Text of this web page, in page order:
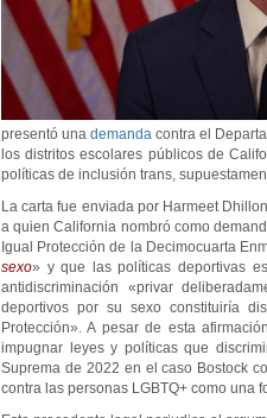
presentó unademanda contra el
los distritos escolares públicos de
políticas de inclusión trans,
La carta fue enviada por Harmeet
a quien California nombró como
Igual Protección de la Decimocuarta
sexo» y que las políticas deportivas
antidiscriminación «privar
deportivos por su sexo constituiría
Protección». A pesar de esta
impugnar leyes y políticas que
Suprema de 2022 en el caso Bostock
contra las personas LGBTQ+ como una